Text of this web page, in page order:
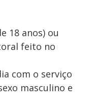
18 anos) ou
feito no
com o serviço
masculino e